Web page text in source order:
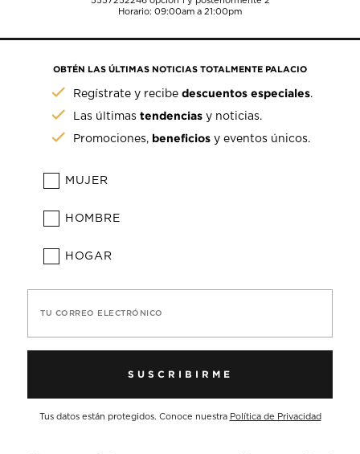
Horario: 09:00am a 21:00pm
OBTÉN LAS ÚLTIMAS NOTICIAS TOTALMENTE PALACIO
Regístrate y recibedescuentos especiales.
Las últimastendencias y noticias.
Promociones, beneficios y eventos únicos.
MUJER
HOMBRE
HOGAR
TU CORREO ELECTRÓNICO
SUSCRIBIRME
Tus datos están protegidos. Conoce nuestra Política de Privacidad